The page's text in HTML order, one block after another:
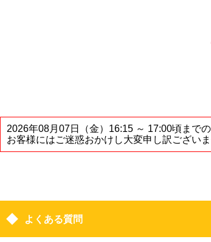
2026年08月07日（金）16:15 ～ 17:00頃まで
お客様にはご迷惑おかけし大変申し訳ございま
よくある質問